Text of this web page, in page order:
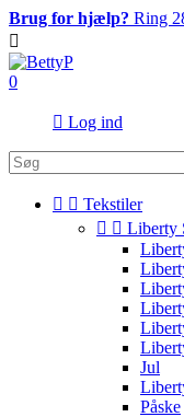
Brug for hjælp? Ring

0
 Log ind
  Tekstiler
  Liberty
Jul
Påske